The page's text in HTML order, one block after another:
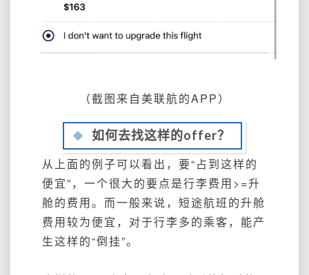
（截图来自美联航的APP）
如何去找这样的offer？
从上面的例子可以看出，要“占到这样的
便宜”，一个很大的要点是行李费用>=升
舱的费用。而一般来说，短途航班的升舱
费用较为便宜，对于行李多的乘客， 能产
生这样的“倒挂”。